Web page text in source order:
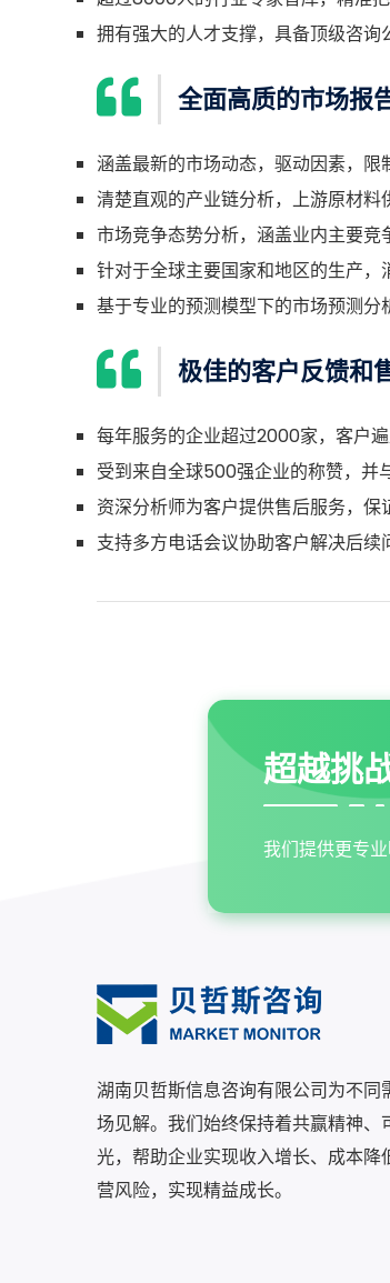
拥有强大的人才支撑，具备顶级咨询
全面高质的市场报
涵盖最新的市场动态，驱动因素，限
清楚直观的产业链分析，上游原材料
市场竞争态势分析，涵盖业内主要竞
针对于全球主要国家和地区的生产，
基于专业的预测模型下的市场预测分
极佳的客户反馈和
每年服务的企业超过2000家，客户
受到来自全球500强企业的称赞，并
资深分析师为客户提供售后服务，保
支持多方电话会议协助客户解决后续
超越挑
我们提供更专
湖南贝哲斯信息咨询有限公司为不
场见解。我们始终保持着共赢精神
光，帮助企业实现收入增长、成本
营风险，实现精益成长。